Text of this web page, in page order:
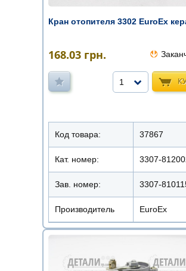
Кран отопителя 3302 EuroEx
168.03 грн.
1
Код товара: 37867
Кат. номер: 3307-
Зав. номер: 3307-
Производитель EuroEx